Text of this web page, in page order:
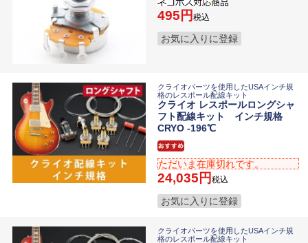
495 税込
お気に入りに登録
クライオパーツを使用したUSAインチ規
格のレスポール配線キット
クライオ レスポールロングシャ
フト配線キット インチ規格
CRYO -196℃
ただいま在庫切れです。
24,035 税込
お気に入りに登録
クライオパーツを使用したUSAインチ規
格のレスポール配線キット